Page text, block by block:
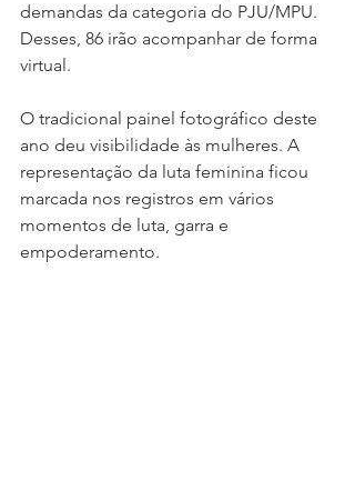
demandas da categoria do PJU/MPU.
Desses, 86 irão acompanhar de forma
virtual.
O tradicional painel fotográfico deste
ano deu visibilidade às mulheres. A
representação da luta feminina ficou
marcada nos registros em vários
momentos de luta, garra e
empoderamento.